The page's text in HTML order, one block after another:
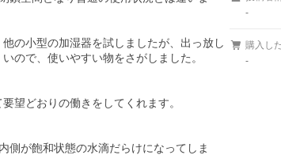
の小型の加湿器を試しましたが、出っ放し
ので、使いやすい物をさがしました。
望どおりの働きをしてくれます。
側が飽和状態の水滴だらけになってしま
-
購入し
-